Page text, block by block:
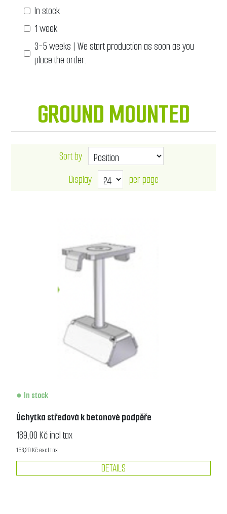
In stock
1 week
3-5 weeks | We start production as soon as you
place the order.
GROUND MOUNTED
Sort by
Display
per page
In stock
Úchytka středová k betonové podpěře
189,00 Kč incl tax
156,20 Kč excl tax
DETAILS